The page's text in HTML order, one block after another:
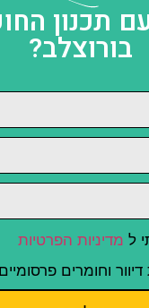
תכנון
בורוצלב?
ל מדיניות הפרטיות
וחומרים פרסומיים